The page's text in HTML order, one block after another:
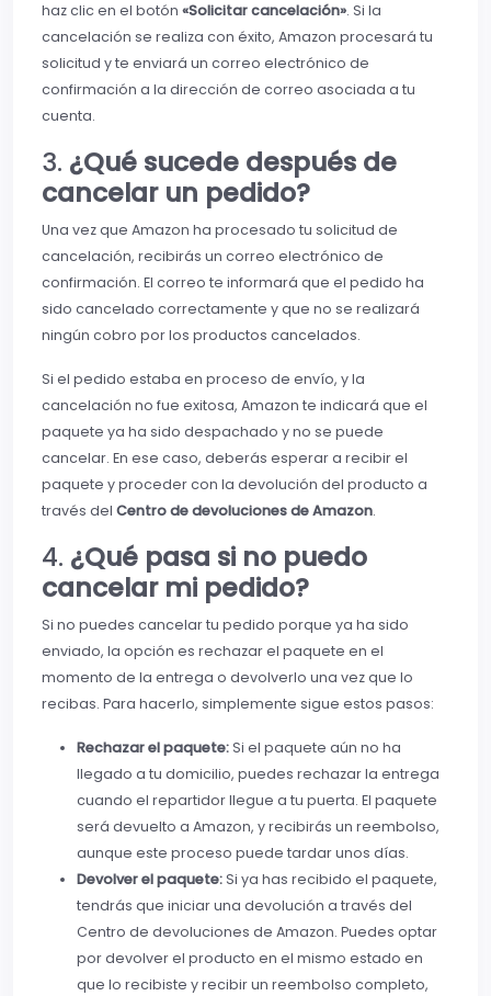
haz clic en el botón «Solicitar cancelación». Si la
cancelación se realiza con éxito, Amazon procesará tu
solicitud y te enviará un correo electrónico de
confirmación a la dirección de correo asociada a tu
cuenta.
3. ¿Qué sucede después de
cancelar un pedido?
Una vez que Amazon ha procesado tu solicitud de
cancelación, recibirás un correo electrónico de
confirmación. El correo te informará que el pedido ha
sido cancelado correctamente y que no se realizará
ningún cobro por los productos cancelados.
Si el pedido estaba en proceso de envío, y la
cancelación no fue exitosa, Amazon te indicará que el
paquete ya ha sido despachado y no se puede
cancelar. En ese caso, deberás esperar a recibir el
paquete y proceder con la devolución del producto a
través del Centro de devoluciones de Amazon.
4. ¿Qué pasa si no puedo
cancelar mi pedido?
Si no puedes cancelar tu pedido porque ya ha sido
enviado, la opción es rechazar el paquete en el
momento de la entrega o devolverlo una vez que lo
recibas. Para hacerlo, simplemente sigue estos pasos:
Rechazar el paquete:Si el paquete aún no ha
llegado a tu domicilio, puedes rechazar la entrega
cuando el repartidor llegue a tu puerta. El paquete
será devuelto a Amazon, y recibirás un reembolso,
aunque este proceso puede tardar unos días.
Devolver el paquete:Si ya has recibido el paquete,
tendrás que iniciar una devolución a través del
Centro de devoluciones de Amazon. Puedes optar
por devolver el producto en el mismo estado en
que lo recibiste y recibir un reembolso completo,